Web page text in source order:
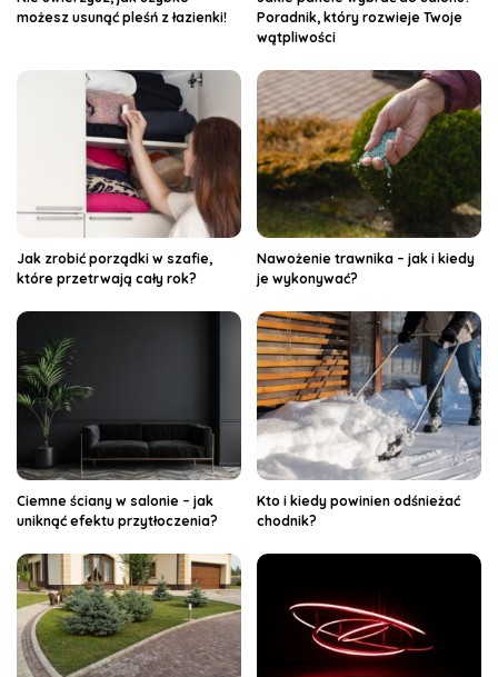
możesz usunąć pleśń z łazienki!
Poradnik, który rozwieje Twoje
wątpliwości
Jak zrobić porządki w szafie,
które przetrwają cały rok?
Nawożenie trawnika – jak i kiedy
je wykonywać?
Ciemne ściany w salonie – jak
uniknąć efektu przytłoczenia?
Kto i kiedy powinien odśnieżać
chodnik?